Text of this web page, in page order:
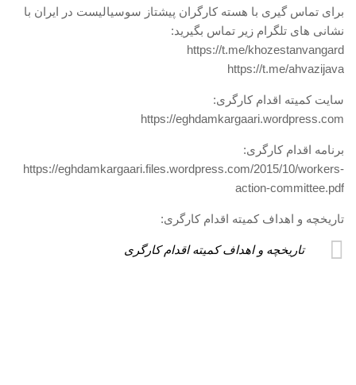
برای تماس گیری با هسته کارگران پیشتاز سوسیالیست در ایران با
نشانی های تلگرام زیر تماس بگیرید:
https://t.me/khozestanvangard
https://t.me/ahvazijava
سایت کمیته اقدام کارگری:
https://eghdamkargaari.wordpress.com
برنامه اقدام کارگری:
https://eghdamkargaari.files.wordpress.com/2015/10/workers-
action-committee.pdf
تاریخچه و اهداف کمیته اقدام کارگری:
تاریخچه و اهداف کمیته اقدام کارگری